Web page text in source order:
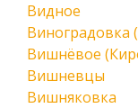
Видное
Виноградовка
Вишнёвое
Вишневцы
Вишняковка